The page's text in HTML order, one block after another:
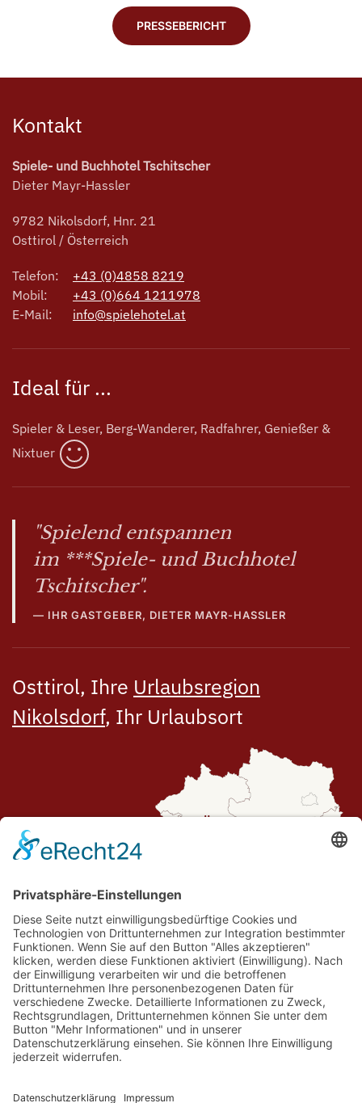
PRESSEBERICHT
Kontakt
Spiele- und Buchhotel Tschitscher
Dieter Mayr-Hassler
9782 Nikolsdorf, Hnr. 21
Osttirol / Österreich
Telefon:
+43 (0)4858 8219
Mobil:
+43 (0)664 1211978
E-Mail:
info@spielehotel.at
Ideal für ...
Spieler & Leser, Berg-Wanderer, Radfahrer, Genießer &
Nixtuer
"Spielend entspannen
im ***Spiele- und Buchhotel
Tschitscher".
IHR GASTGEBER, DIETER MAYR-HASSLER
Osttirol, Ihre Urlaubsregion
Nikolsdorf, Ihr Urlaubsort
Routenplaner